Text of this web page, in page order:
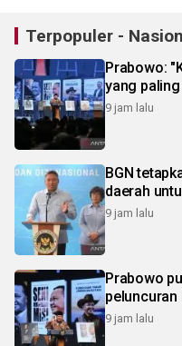
Terpopuler -
Prabowo:
yang
9 jam lalu
BGN
daerah
9 jam lalu
Prabowo
peluncuran
9 jam lalu